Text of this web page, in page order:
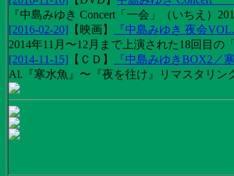
『中島みゆき Concert「一会」（いちえ）
[2016-02-20] 【 映画】
『中島みゆき 夜会
2014年11月〜12月まで上演された18回目
[2014-11-15] 【 ＣＤ 】
『中島みゆきBOX2／
Al.『寒水魚』〜『夜を往け』リマスタリン